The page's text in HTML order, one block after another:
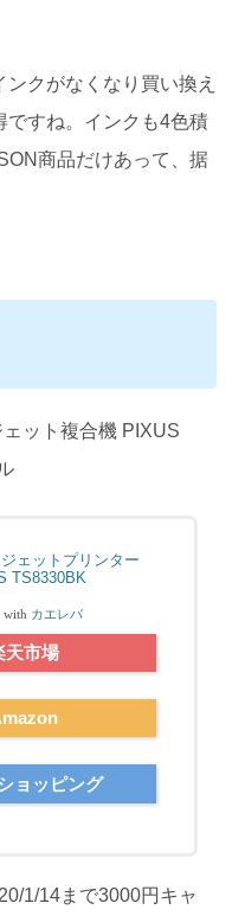
クがなくなり買い換え
ですね。インクも4色積
商品だけあって、据
ット複合機 PIXUS
ェットプリンター
TS8330BK
with カエレバ
天市場
ョッピング
1/14まで3000円キャ